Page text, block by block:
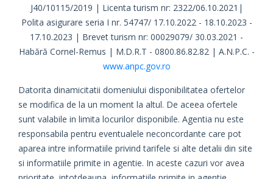
J40/10115/2019 | Licenta turism nr: 2322/06.10.2021|
Polita asigurare seria I nr. 54747/ 17.10.2022 - 18.10.2023 -
17.10.2023 | Brevet turism nr: 00029079/ 30.03.2021 -
Habără Cornel-Remus | M.D.R.T - 0800.86.82.82 | A.N.P.C. -
www.anpc.gov.ro
Datorita dinamicitatii domeniului disponibilitatea ofertelor
se modifica de la un moment la altul. De aceea ofertele
sunt valabile in limita locurilor disponibile. Agentia nu este
responsabila pentru eventualele neconcordante care pot
aparea intre informatiile privind tarifele si alte detalii din site
si informatiile primite in agentie. In aceste cazuri vor avea